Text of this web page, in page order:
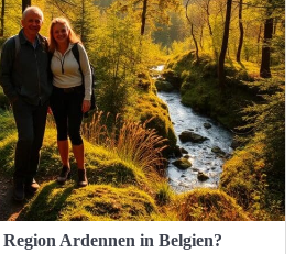
Ardennen in Belgien?